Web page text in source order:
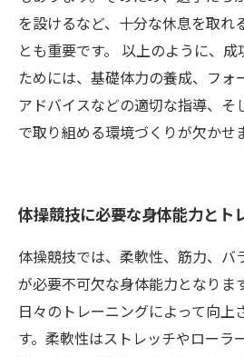
を設けるなど、十分な休息を取れ
とも重要です。 以上のように、
ためには、基礎体力の養成、フォ
アドバイスなどの適切な指導、そ
で取り組める環境づくりが欠かせ
体操競技に必要な身体能力とト
体操競技では、柔軟性、筋力、バ
が必要不可欠な身体能力となりま
日々のトレーニングによって向上
す。柔軟性はストレッチやローラ